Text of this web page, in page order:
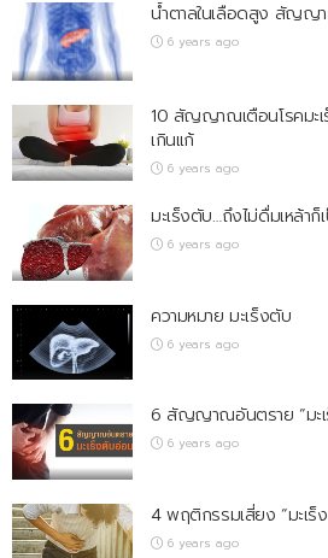
น้ำตาลในเลือดสูง สัญญ
6 years ago
10 สัญญาณเตือนโรคมะเ
เกินแก้
6 years ago
มะเร็งตับ…ถึงไม่ดื่มเหล้าก็
6 years ago
ความหมาย มะเร็งตับ
6 years ago
6 สัญญาณอันตราย “มะ
6 years ago
4 พฤติกรรมเสี่ยง “มะเร็
6 years ago